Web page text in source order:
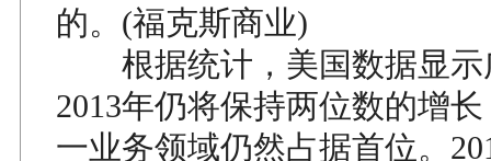
的。(福克斯商业)
根据统计，美国数据显示
2013年仍将保持两位数的增
一业务领域仍然占据首位。